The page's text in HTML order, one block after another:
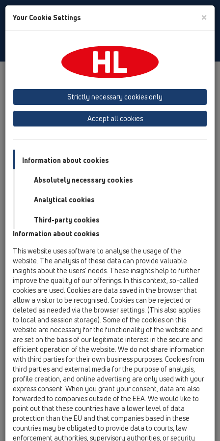
Toggle
Përmbledhja e artikullit
Përmbledhja e artikullit
16 Valvula moskthimi
Pjesë shtesë
HL01031D
16 Valvula moskthimi / Pjesë shtesë / Pjesë këmbimi
Guarnacion kllapor
HL01033D
16 Valvula moskthimi / Pjesë shtesë / Pjesë këmbimi
/ HL01033D
Guarnacion kllapor
HL01062D
16 Valvula moskthimi / Pjesë shtesë / Pjesë këmbimi
/ HL01062D
Guarnacion buzor DN50
HL01077D
16 Valvula moskthimi / Pjesë shtesë / Pjesë këmbimi
/ HL01077D
Guarnacion kllapor I RI
HL01078D
16 Valvula moskthimi / Pjesë shtesë / Pjesë këmbimi
/ HL01078D
Guarnacion për kapak gotëze I RI
HL01080D
Your Cookie Settings ×
Strictly necessary cookies only
Accept all cookies
Information about cookies
Absolutely necessary cookies
Analytical cookies
Third-party cookies
Information about cookies
This website uses software to analyse the usage of the
website. The analysis of these data can provide valuable
insights about the users’ needs. These insights help to further
improve the quality of our offerings. In this context, so-called
cookies are used. Cookies are data saved in the browser that
allow a visitor to be recognised. Cookies can be rejected or
deleted as needed via the browser settings. (This also applies
to local and session storage). Some of the cookies on this
website are necessary for the functionality of the website and
are set on the basis of our legitimate interest in the secure and
efficient operation of the website. We do not share information
with third parties for their own business purposes. Cookies from
third parties and external media for the purpose of analysis,
profile creation, and online advertising are only used with your
express consent. When you grant your consent, data are also
forwarded to companies outside of the EEA. We would like to
point out that these countries have a lower level of data
protection than the EU and that companies based in these
countries may be obligated to provide data to courts, law
enforcement authorities, supervisory authorities, or security